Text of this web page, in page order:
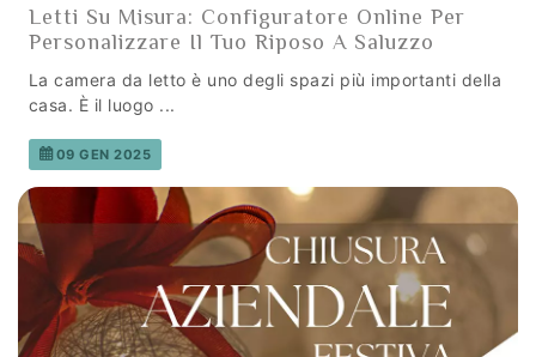
Letti Su Misura: Configuratore Online Per
Personalizzare Il Tuo Riposo A Saluzzo
La camera da letto è uno degli spazi più importanti della
casa. È il luogo ...
09 GEN 2025